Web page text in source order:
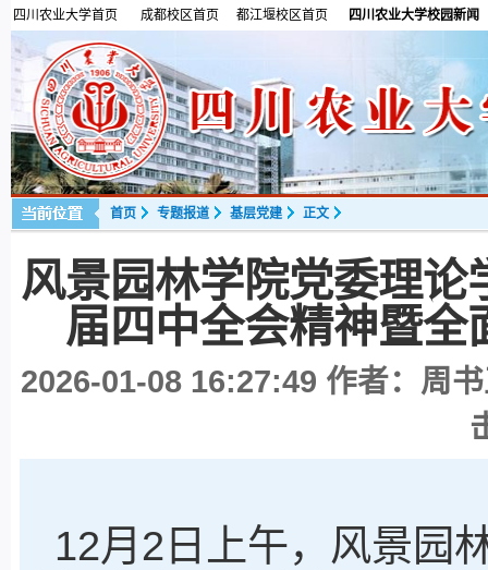
四川农业大学首页 成都校区首页 都江堰校区首页 四川农业大学校园新闻
首页 专题报道 基层党建 正文
风景园林学院党委理
届四中全会精神暨全
2026-01-08 16:27:49 作者：周
12月2日上午，风景园